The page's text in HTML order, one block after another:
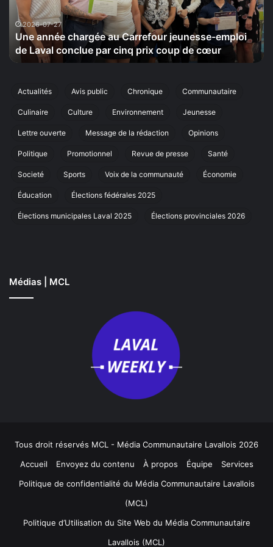
emploi
de
Laval
conclue
par
prix
de
2026-07-27
Une année chargée au Carrefour jeunesse-emploi
de Laval conclue par cinq prix coup de cœur
Actualités Avis public Chronique Communautaire
Culinaire Culture Environnement Jeunesse
Lettre ouverte Message de la rédaction Opinions
Politique Promotionnel Revue de presse Santé
Societé Sports Voix de la communauté Économie
Éducation Élections fédérales 2025
Élections municipales Laval 2025 Élections provinciales 2026
Médias | MCL
Tous droit réservés MCL - Média Communautaire Lavallois 2026
Accueil
Envoyez du contenu À propos Équipe
Services
Politique de confidentialité du Média Communautaire Lavallois
(MCL)
Politique d’Utilisation du Site Web du Média Communautaire
Lavallois (MCL)